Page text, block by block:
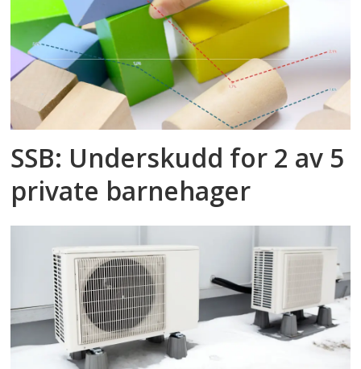
SSB: Underskudd for 2 av 5
private barnehager